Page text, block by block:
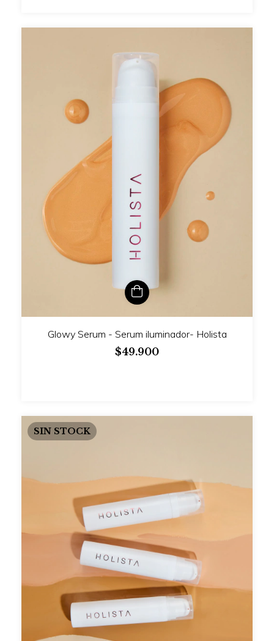
Glowy Serum - Serum iluminador- Holista
$49.900
SIN STOCK